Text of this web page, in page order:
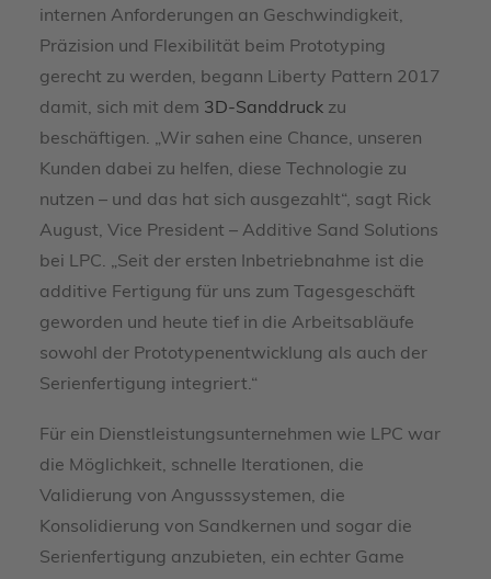
internen Anforderungen an Geschwindigkeit,
Präzision und Flexibilität beim Prototyping
gerecht zu werden, begann Liberty Pattern 2017
damit, sich mit dem 3D-Sanddruck zu
beschäftigen. „Wir sahen eine Chance, unseren
Kunden dabei zu helfen, diese Technologie zu
nutzen – und das hat sich ausgezahlt“, sagt Rick
August, Vice President – Additive Sand Solutions
bei LPC. „Seit der ersten Inbetriebnahme ist die
additive Fertigung für uns zum Tagesgeschäft
geworden und heute tief in die Arbeitsabläufe
sowohl der Prototypenentwicklung als auch der
Serienfertigung integriert.“
Für ein Dienstleistungsunternehmen wie LPC war
die Möglichkeit, schnelle Iterationen, die
Validierung von Angusssystemen, die
Konsolidierung von Sandkernen und sogar die
Serienfertigung anzubieten, ein echter Game